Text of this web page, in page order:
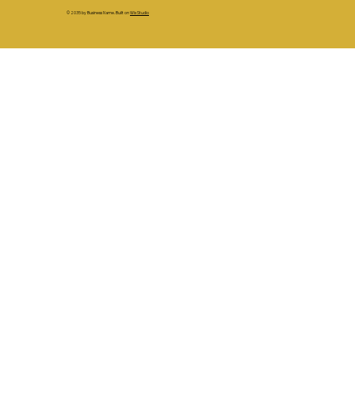
© 2035 by Business Name. Built onWix Studio